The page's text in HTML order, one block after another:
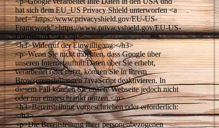
hat sich dem EU_US Privacy Shield unterworfen <a
href="https://www.privacyshield.gov/EU-US-
Framework">https://www.privacyshield.gov/EU-US-
Framework</a>.</p>
<h3>Widerruf der Einwilligung:</h3>
<p>Wenn Sie nicht möchten, dass Google über
unseren Internetauftritt Daten über Sie erhebt,
verarbeitet oder nutzt, können Sie in Ihrem
Browsereinstellungen JavaScript deaktivieren. In
diesem Fall können Sie unsere Webseite jedoch nicht
oder nur eingeschränkt nutzen.</p>
<h3>Bereitstellung vorgeschrieben oder erforderlich:
</h3>
<p>Die Bereitstellung Ihrer personenbezogenen